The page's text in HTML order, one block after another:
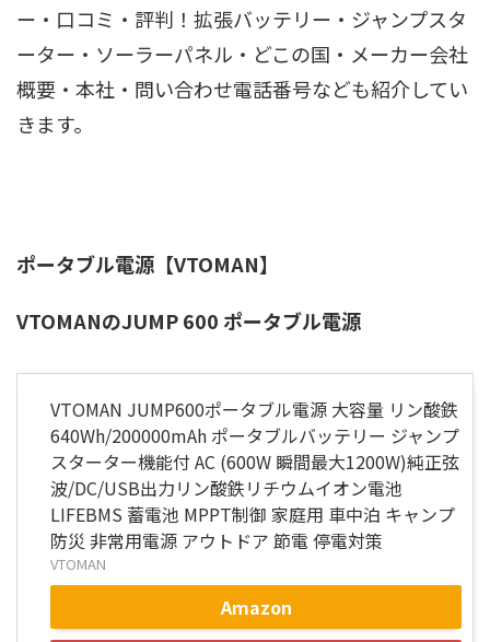
ー・口コミ・評判！拡張バッテリー・ジャンプスタ
ーター・ソーラーパネル・どこの国・メーカー会社
概要・本社・問い合わせ電話番号なども紹介してい
きます。
ポータブル電源【VTOMAN】
VTOMANのJUMP 600 ポータブル電源
VTOMAN JUMP600ポータブル電源 大容量 リン酸鉄
640Wh/200000mAh ポータブルバッテリー ジャンプ
スターター機能付 AC (600W 瞬間最大1200W)純正弦
波/DC/USB出力リン酸鉄リチウムイオン電池
LIFEBMS 蓄電池 MPPT制御 家庭用 車中泊 キャンプ
防災 非常用電源 アウトドア 節電 停電対策
VTOMAN
Amazon